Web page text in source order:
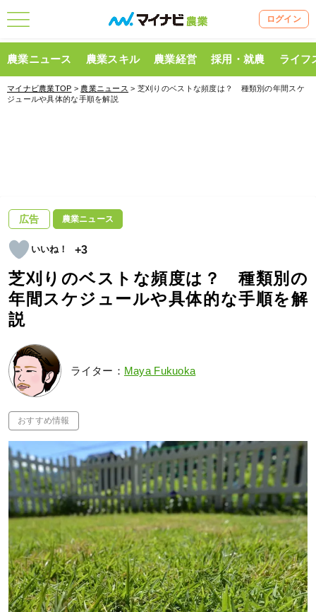
ログイン
農業ニュース 農業スキル 農業経営 採用・就農 ライフ
マイナビ農業TOP > 農業ニュース > 芝刈りのベストな頻度は？ 種類別の年間スケ
ジュールや具体的な手順を解説
広告 農業ニュース
+3
芝刈りのベストな頻度は？ 種類別の
年間スケジュールや具体的な手順を解
説
ライター： Maya Fukuoka
おすすめ情報